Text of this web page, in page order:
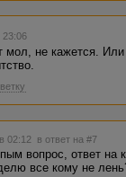
23:06
мол, не кажется.
02:12 в ответ на #7
вопрос, ответ на
все кому не